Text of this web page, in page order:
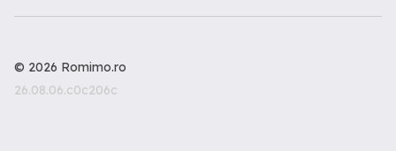
© 2026 Romimo.ro
26.08.06.c0c206c